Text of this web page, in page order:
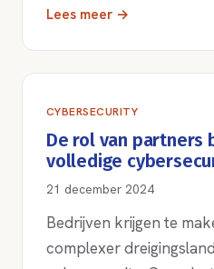
Lees meer →
CYBERSECURITY
De rol van partners
volledige
21 december 2024
Bedrijven krijgen te
complexer